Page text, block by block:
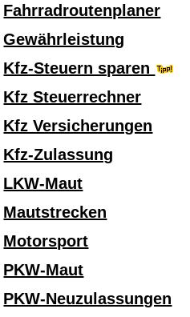
Fahrradroutenplaner
Gewährleistung
Kfz-Steuern sparen
Kfz Steuerrechner
Kfz Versicherungen
Kfz-Zulassung
LKW-Maut
Mautstrecken
Motorsport
PKW-Maut
PKW-Neuzulassungen